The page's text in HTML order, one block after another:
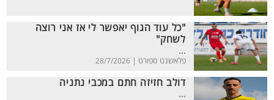
"כל עוד הגוף יאפשר לי אז אני רוצה
לשחק"
...
פלאשנט ספורט | 28/7/2026
דולב חזיזה חתם במכבי נתניה
...